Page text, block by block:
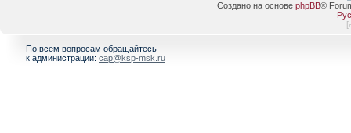
Создано на основе phpBB®
[
По всем вопросам обращайтесь
к администрации: cap@ksp-msk.ru